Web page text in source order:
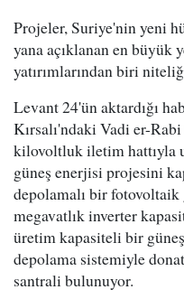
Projeler, Suriye'nin yeni
yana açıklanan en büyük
yatırımlarından biri
Levant 24'ün aktardığı
Kırsalı'ndaki Vadi er-
kilovoltluk iletim hattıyla
güneş enerjisi projesini
depolamalı bir
megavatlık inverter
üretim kapasiteli bir
depolama sistemiyle
santrali bulunuyor.